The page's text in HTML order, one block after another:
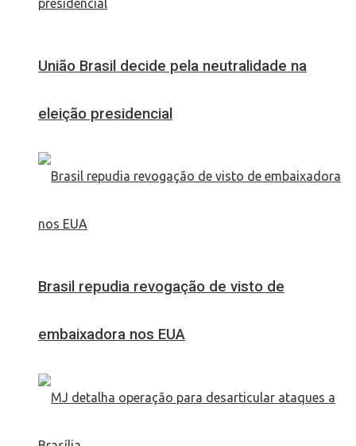
União Brasil decide pela neutralidade na
eleição presidencial
Brasil repudia revogação de visto de
embaixadora nos EUA